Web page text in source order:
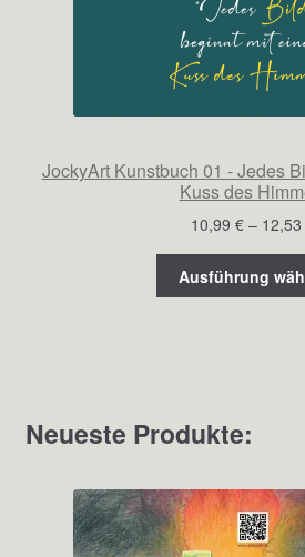
JockyArt Kunstbuch 01 - Jedes
Kuss des
10,99 € – 12,53
Ausführung
Neueste Produkte: